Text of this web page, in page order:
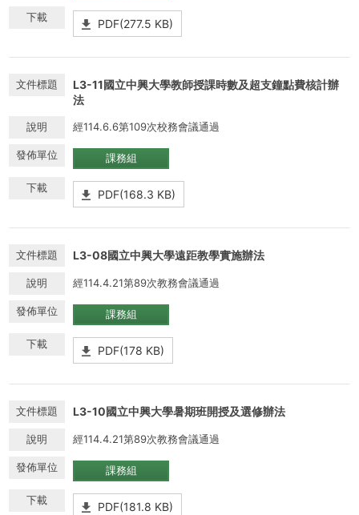
PDF(277.5 KB)
L3-11國立中興大學教師授課時數及超支鐘點費核計辦
法
經114.6.6第109次校務會議通過
課務組
PDF(168.3 KB)
L3-08國立中興大學遠距教學實施辦法
經114.4.21第89次教務會議通過
課務組
PDF(178 KB)
L3-10國立中興大學暑期班開授及選修辦法
經114.4.21第89次教務會議通過
課務組
PDF(181.8 KB)